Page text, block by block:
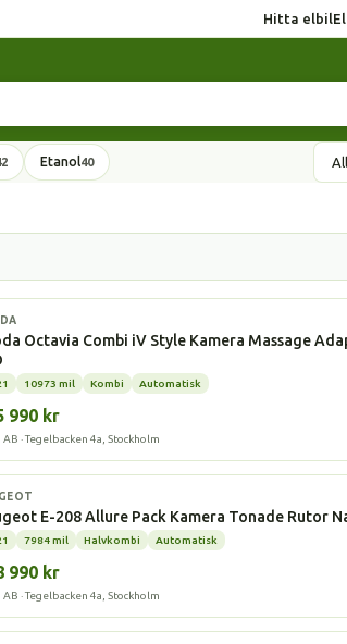
Hitta elbil
Etanol40
Octavia Combi iV Style Kamera Massage
10973 mil Kombi Automatisk
990 kr
AB · Tegelbacken 4a, Stockholm
E-208 Allure Pack Kamera Tonade Rutor
7984 mil Halvkombi Automatisk
990 kr
AB · Tegelbacken 4a, Stockholm